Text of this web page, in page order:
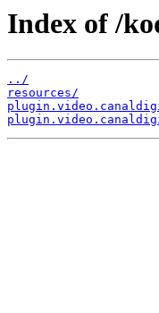
Index of /
../
resources/